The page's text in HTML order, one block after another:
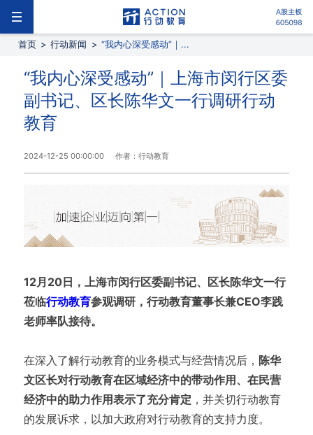
首页 > 行动新闻 > “我内心深受感动”｜...
“我内心深受感动”｜上海市闵行区委
副书记、区长陈华文一行调研行动
教育
2024-12-25 00:00:00 作者：行动教育
12月20日，上海市闵行区委副书记、区长陈华文一行
莅临行动教育参观调研，行动教育董事长兼CEO李践
老师率队接待。
在深入了解行动教育的业务模式与经营情况后， 陈华
文区长对行动教育在区域经济中的带动作用、在民营
经济中的助力作用表示了充分肯定 ，并关切行动教育
的发展诉求，以加大政府对行动教育的支持力度。